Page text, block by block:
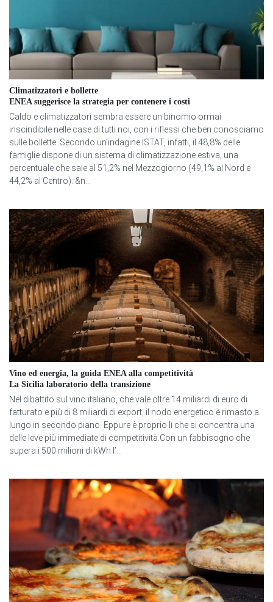
Climatizzatori e bollette
ENEA suggerisce la strategia per contenere i costi
Caldo e climatizzatori sembra essere un binomio ormai
inscindibile nelle case di tutti noi, con i riflessi che ben conosciamo
sulle bollette. Secondo un’indagine ISTAT, infatti, il 48,8% delle
famiglie dispone di un sistema di climatizzazione estiva, una
percentuale che sale al 51,2% nel Mezzogiorno (49,1% al Nord e
44,2% al Centro). &n...
Vino ed energia, la guida ENEA alla competitività
La Sicilia laboratorio della transizione
Nel dibattito sul vino italiano, che vale oltre 14 miliardi di euro di
fatturato e più di 8 miliardi di export, il nodo energetico è rimasto a
lungo in secondo piano. Eppure è proprio lì che si concentra una
delle leve più immediate di competitività.Con un fabbisogno che
supera i 500 milioni di kWh l’...